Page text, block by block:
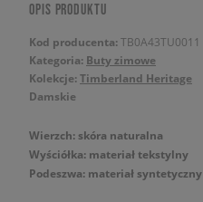
OPIS PRODUKTU
Kod producenta:TB0A43TU0011
Kategoria: Buty zimowe
Kolekcje:Timberland Heritage
Damskie
Wierzch: skóra naturalna
Wyściółka: materiał tekstylny
Podeszwa: materiał syntetyczny